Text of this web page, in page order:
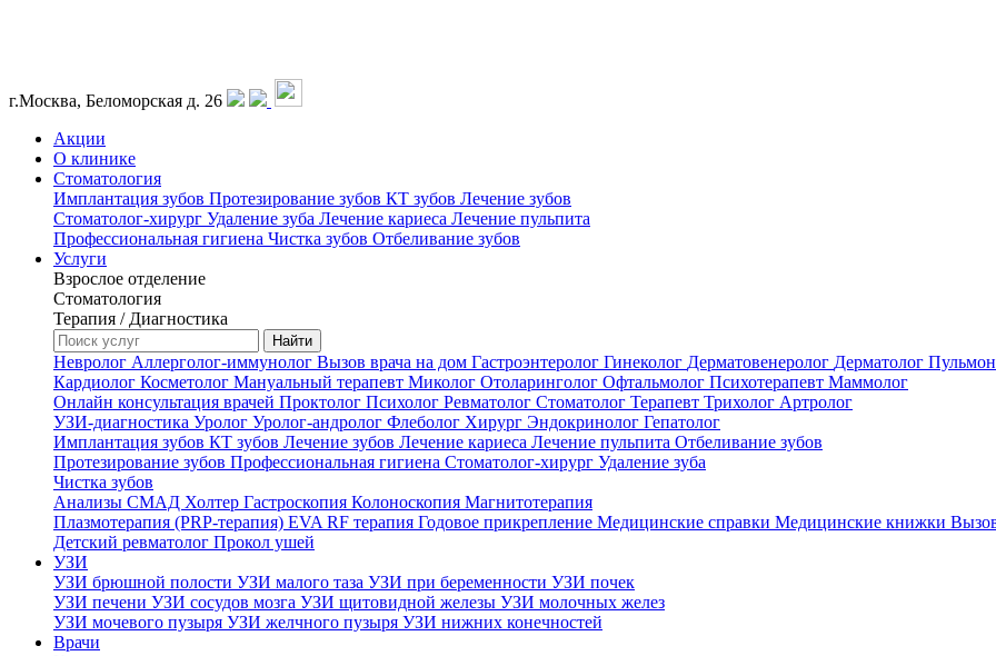
г.Москва, Беломорская д. 26
Акции
О клинике
Стоматология
Имплантация зубов Протезирование зубов КТ зубов Лечение зубов
Стоматолог-хирург Удаление зуба Лечение кариеса Лечение пульпита
Профессиональная гигиена Чистка зубов Отбеливание зубов
Услуги
Взрослое отделение
Стоматология
Терапия / Диагностика
Невролог Аллерголог-иммунолог Вызов врача на дом Гастроэнтеролог Гинеколог Дерматовенеролог Дерматолог
Кардиолог Косметолог Мануальный терапевт Миколог Отоларинголог Офтальмолог Психотерапевт Маммолог
Онлайн консультация врачей Проктолог Психолог Ревматолог Стоматолог Терапевт Трихолог Артролог
УЗИ-диагностика Уролог Уролог-андролог Флеболог Хирург Эндокринолог Гепатолог
Имплантация зубов КТ зубов Лечение зубов Лечение кариеса Лечение пульпита Отбеливание зубов
Протезирование зубов Профессиональная гигиена Стоматолог-хирург Удаление зуба
Чистка зубов
Анализы СМАД Холтер Гастроскопия Колоноскопия Магнитотерапия
Плазмотерапия (PRP-терапия) EVA RF терапия Годовое прикрепление Медицинские справки Медицинские книжки
Детский ревматолог Прокол ушей
УЗИ
УЗИ брюшной полости УЗИ малого таза УЗИ при беременности УЗИ почек
УЗИ печени УЗИ сосудов мозга УЗИ щитовидной железы УЗИ молочных желез
УЗИ мочевого пузыря УЗИ желчного пузыря УЗИ нижних конечностей
Врачи